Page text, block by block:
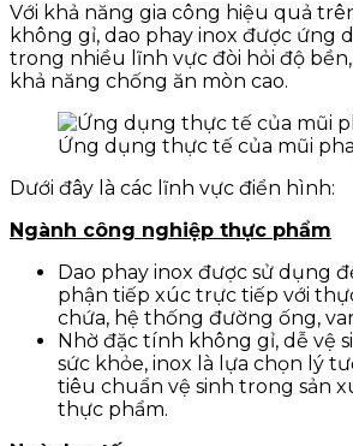
Với khả năng gia công hiệu quả
không gỉ, dao phay inox được ứng
trong nhiều lĩnh vực đòi hỏi độ
khả năng chống ăn mòn cao.
Ứng dụng thực tế của mũi
Dưới đây là các lĩnh vực điển hình:
Ngành công nghiệp thực phẩm
Dao phay inox được sử dụng
phận tiếp xúc trực tiếp với
chứa, hệ thống đường ống,
Nhờ đặc tính không gỉ, dễ vệ
sức khỏe, inox là lựa chọn lý
tiêu chuẩn vệ sinh trong sản
thực phẩm.